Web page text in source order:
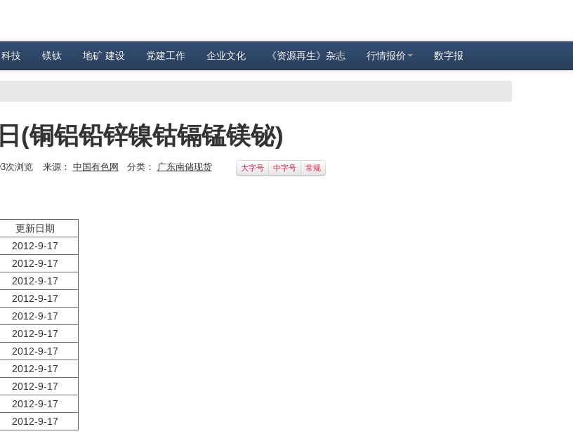
科技 镁钛 地矿 建设 党建工作 企业文化 《资源再生》杂志 行情报价 数字报
(铜铝铅锌镍钴镉锰镁铋)
次浏览 来源： 中国有色网 分类： 广东南储现货 大字号 中字号 常规
更新日期
2012-9-17
2012-9-17
2012-9-17
2012-9-17
2012-9-17
2012-9-17
2012-9-17
2012-9-17
2012-9-17
2012-9-17
2012-9-17